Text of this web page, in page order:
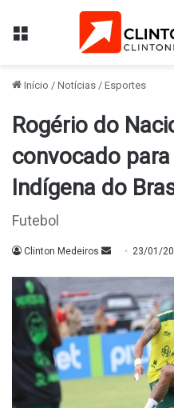
Menu
Início / Notícias / Esportes
Rogério do
convocado
Indígena do
Futebol
Clinton Medeiros
Mande
mail
23/01/